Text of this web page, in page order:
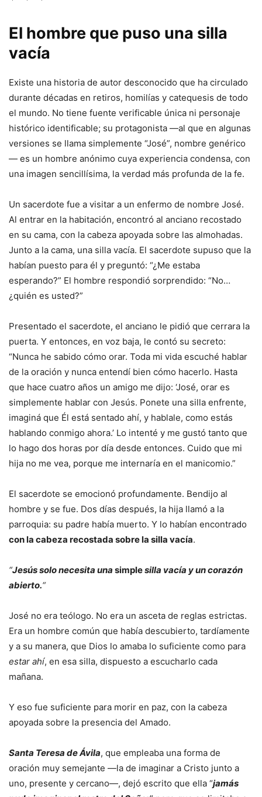
El hombre que puso una silla
vacía
Existe una historia de autor desconocido que ha circulado
durante décadas en retiros, homilías y catequesis de todo
el mundo. No tiene fuente verificable única ni personaje
histórico identificable; su protagonista —al que en algunas
versiones se llama simplemente “José”, nombre genérico
— es un hombre anónimo cuya experiencia condensa, con
una imagen sencillísima, la verdad más profunda de la fe.
Un sacerdote fue a visitar a un enfermo de nombre José.
Al entrar en la habitación, encontró al anciano recostado
en su cama, con la cabeza apoyada sobre las almohadas.
Junto a la cama, una silla vacía. El sacerdote supuso que la
habían puesto para él y preguntó: “¿Me estaba
esperando?” El hombre respondió sorprendido: “No…
¿quién es usted?”
Presentado el sacerdote, el anciano le pidió que cerrara la
puerta. Y entonces, en voz baja, le contó su secreto:
“Nunca he sabido cómo orar. Toda mi vida escuché hablar
de la oración y nunca entendí bien cómo hacerlo. Hasta
que hace cuatro años un amigo me dijo: ‘José, orar es
simplemente hablar con Jesús. Ponete una silla enfrente,
imaginá que Él está sentado ahí, y hablale, como estás
hablando conmigo ahora.’ Lo intenté y me gustó tanto que
lo hago dos horas por día desde entonces. Cuido que mi
hija no me vea, porque me internaría en el manicomio.”
El sacerdote se emocionó profundamente. Bendijo al
hombre y se fue. Dos días después, la hija llamó a la
parroquia: su padre había muerto. Y lo habían encontrado
con la cabeza recostada sobre la silla vacía.
“Jesús solo necesita una simplesilla vacía y un corazón
abierto.“
José no era teólogo. No era un asceta de reglas estrictas.
Era un hombre común que había descubierto, tardíamente
y a su manera, que Dios lo amaba lo suficiente como para
estar ahí, en esa silla, dispuesto a escucharlo cada
mañana.
Y eso fue suficiente para morir en paz, con la cabeza
apoyada sobre la presencia del Amado.
Santa Teresa de Ávila, que empleaba una forma de
oración muy semejante —la de imaginar a Cristo junto a
uno, presente y cercano—, dejó escrito que ella “jamás